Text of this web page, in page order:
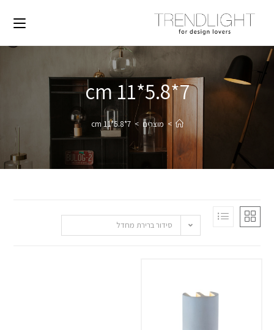
7*5.8*11 cm
> מוצרים >
7*5.8*11 cm
סידור ברירת מחדל